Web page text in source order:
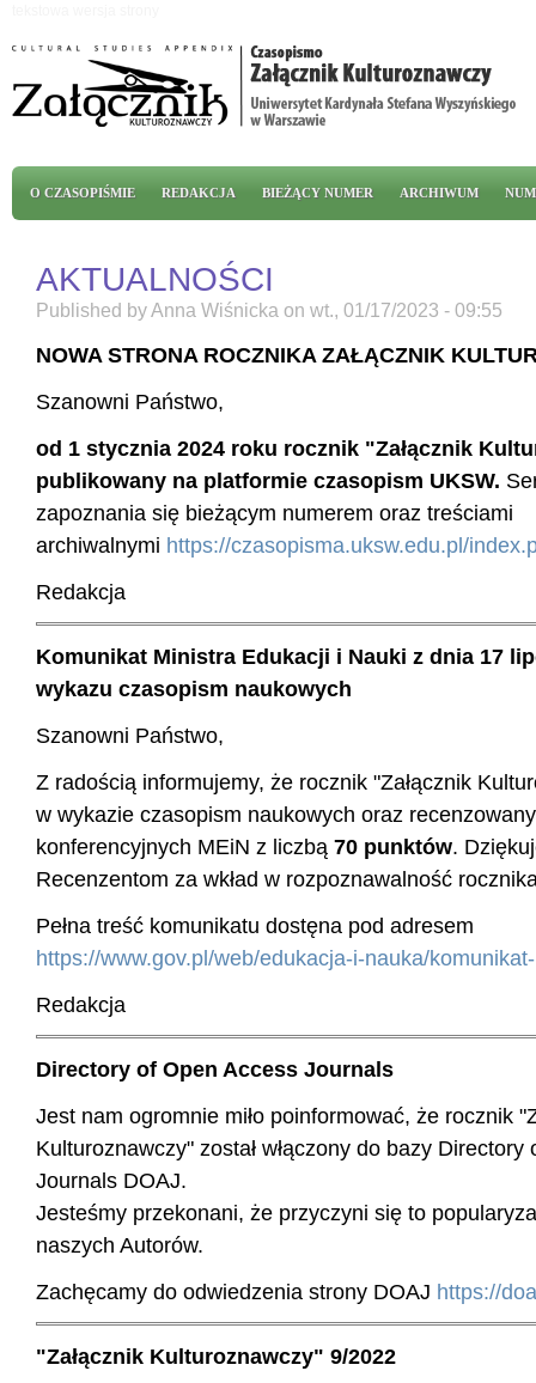
Menu główne
O CZASOPIŚMIE REDAKCJA BIEŻĄCY NUMER ARCHIWUM
AKTUALNOŚCI
Published byAnna Wiśnicka on wt., 01/17/2023 - 09:55
NOWA STRONA ROCZNIKA ZAŁĄCZNIK
Szanowni Państwo,
od 1 stycznia 2024 roku rocznik "Załącznik
publikowany na platformie czasopism UKSW.
zapoznania się bieżącym numerem oraz treściami
archiwalnymi https://czasopisma.uksw.edu.pl/
Redakcja
Komunikat Ministra Edukacji i Nauki z dnia 17
wykazu czasopism naukowych
Szanowni Państwo,
Z radością informujemy, że rocznik "Załącznik
w wykazie czasopism naukowych oraz
konferencyjnych MEiN z liczbą 70 punktów.
Recenzentom za wkład w rozpoznawalność
Pełna treść komunikatu dostęna pod adresem
https://www.gov.pl/web/edukacja-i-nauka/
Redakcja
Directory of Open Access Journals
Jest nam ogromnie miło poinformować, że rocznik
Kulturoznawczy" został włączony do bazy Directory
Journals DOAJ.
Jesteśmy przekonani, że przyczyni się to
naszych Autorów.
Zachęcamy do odwiedzenia strony DOAJ https://
"Załącznik Kulturoznawczy" 9/2022